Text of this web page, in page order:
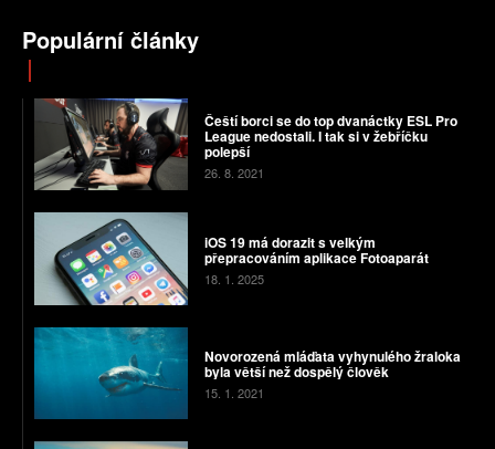
Populární články
Čeští borci se do top dvanáctky ESL Pro
League nedostali. I tak si v žebříčku
polepší
26. 8. 2021
iOS 19 má dorazit s velkým
přepracováním aplikace Fotoaparát
18. 1. 2025
Novorozená mláďata vyhynulého žraloka
byla větší než dospělý člověk
15. 1. 2021